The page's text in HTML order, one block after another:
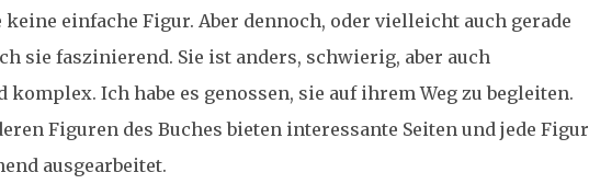
einfache Figur. Aber dennoch, oder vielleicht auch gerade
sie faszinierend. Sie ist anders, schwierig, aber auch
komplex. Ich habe es genossen, sie auf ihrem Weg zu begleiten.
Figuren des Buches bieten interessante Seiten und jede Figur
ausgearbeitet.